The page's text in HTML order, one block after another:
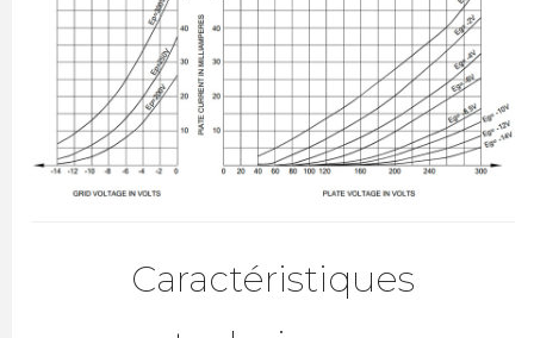
Caractéristiques